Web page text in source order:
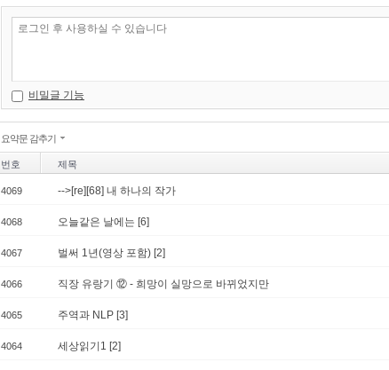
비밀글 기능
요약문 감추기
번호 제목
4069 -->[re][68] 내 하나의 작가
4068 오늘같은 날에는 [6]
4067 벌써 1년(영상 포함) [2]
4066 직장 유랑기 ⑫ - 희망이 실망으로 바뀌었지만
4065 주역과 NLP [3]
4064 세상읽기1 [2]